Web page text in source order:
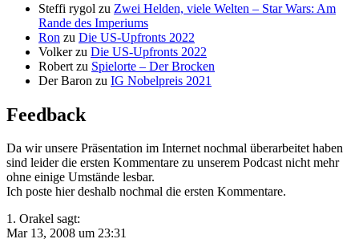
Steffi rygol zu Zwei Helden, viele Welten – Star Wars: Am
Rande des Imperiums
Ron zu Die US-Upfronts 2022
Volkerzu Die US-Upfronts 2022
Robert zu Spielorte – Der Brocken
Der Baron zu IG Nobelpreis 2021
Feedback
Da wir unsere Präsentation im Internet nochmal überarbeitet haben
sind leider die ersten Kommentare zu unserem Podcast nicht mehr
ohne einige Umstände lesbar.
Ich poste hier deshalb nochmal die ersten Kommentare.
1. Orakel sagt:
Mar 13, 2008 um 23:31